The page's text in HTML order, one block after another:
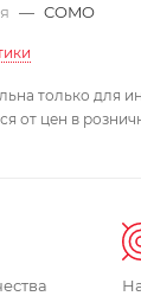
— COMO
только для
от цен в